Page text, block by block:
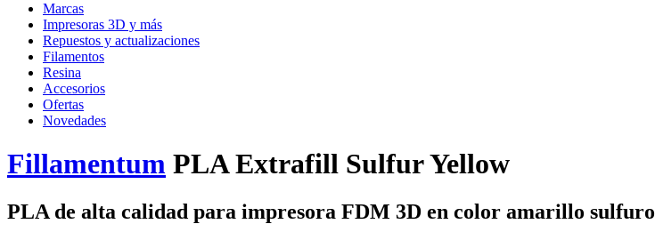
Marcas
Impresoras 3D y más
Repuestos y actualizaciones
Filamentos
Resina
Accesorios
Ofertas
Novedades
Fillamentum PLA Extrafill Sulfur Yellow
PLA de alta calidad para impresora FDM 3D en color amarillo sulfuro